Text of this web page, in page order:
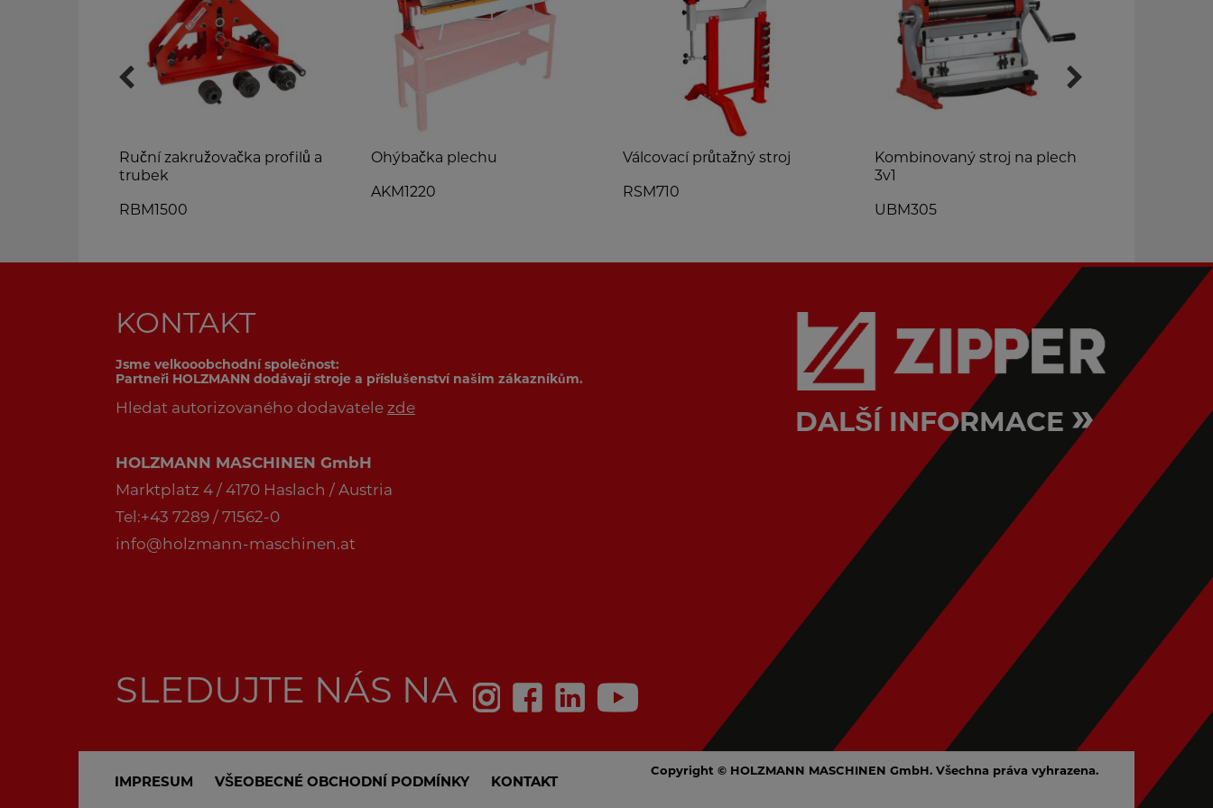
Ruční zakružovačka profilů a
trubek
RBM1500
Ohýbačka plechu
AKM1220
Válcovací průtažný stroj
RSM710
Kombinovaný stroj na plech
3v1
UBM305
KONTAKT
Jsme velkooobchodní společnost:
Partneři HOLZMANN dodávají stroje a příslušenství našim zákazníkům.
Hledat autorizovaného dodavatele zde
HOLZMANN MASCHINEN GmbH
Marktplatz 4 / 4170 Haslach / Austria
Tel:+43 7289 / 71562-0
info@holzmann-maschinen.at
SLEDUJTE NÁS NA
DALŠÍ INFORMACE »
IMPRESUM VŠEOBECNÉ OBCHODNÍ PODMÍNKY KONTAKT
Copyright © HOLZMANN MASCHINEN GmbH. Všechna práva vyhrazena.